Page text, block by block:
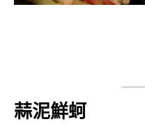
蒜泥鮮蚵